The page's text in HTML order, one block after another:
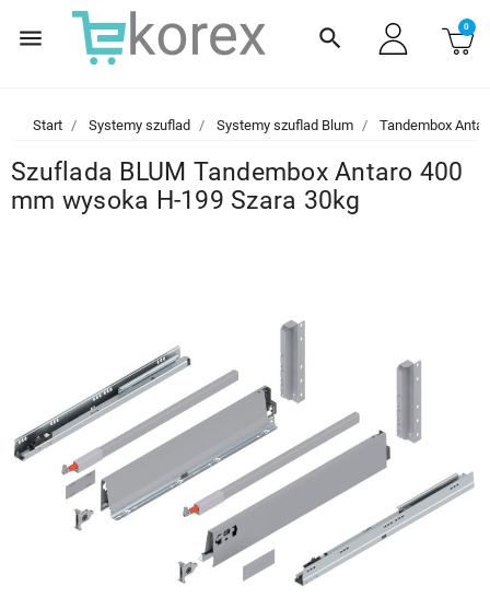
menu search 0
Start Systemy szuflad Systemy szuflad Blum Tandembox
Szuflada BLUM Tandembox Antaro 400
mm wysoka H-199 Szara 30kg